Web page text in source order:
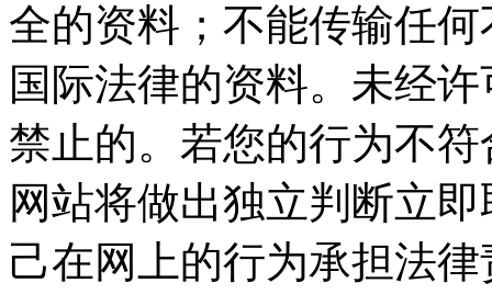
全的资料；不能传输任
国际法律的资料。未经
禁止的。若您的行为不
网站将做出独立判断立
己在网上的行为承担法